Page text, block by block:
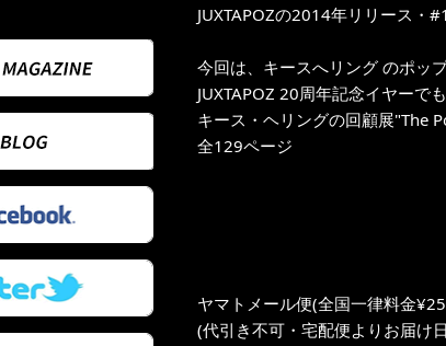
JUXTAPOZの2014年リリース・
今回は、キースへリング のポッ
JUXTAPOZ 20周年記念イヤーで
キース・ヘリングの回顧展"The
全129ページ
ヤマトメール便(全国一律料金
(代引き不可・宅配便よりお届け